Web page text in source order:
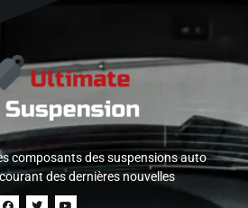
composants des suspensions auto
des dernières nouvelles